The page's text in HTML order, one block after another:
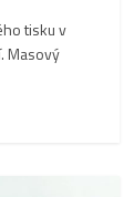
tisku v
Masový